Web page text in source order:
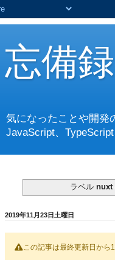
忘備録
気になったことや開発
JavaScript、
ラベル nuxt
2019年11月23日土曜日
この記事は最終更新日から